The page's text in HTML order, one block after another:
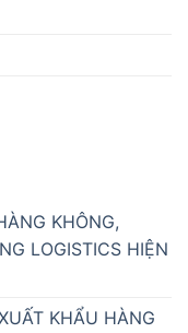
KHÔNG,
LOGISTICS HIỆN
KHẨU HÀNG